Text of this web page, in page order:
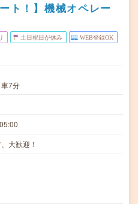
ト！】機械オペレー
土日祝日が休み WEB登録OK
7分
大歓迎！